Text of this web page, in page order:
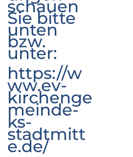
schauen
Sie bitte
unten
bzw.
unter:
https://w
ww.ev-
kirchenge
meinde-
ks-
stadtmitt
e.de/